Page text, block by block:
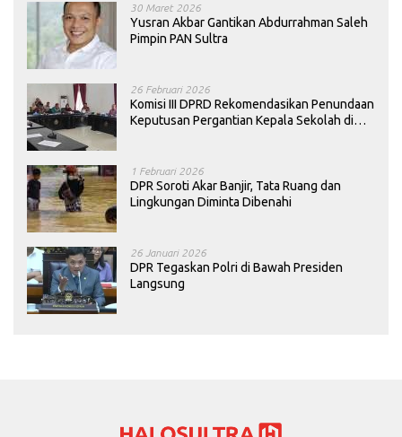
30 Maret 2026
Yusran Akbar Gantikan Abdurrahman Saleh
Pimpin PAN Sultra
26 Februari 2026
Komisi III DPRD Rekomendasikan Penundaan
Keputusan Pergantian Kepala Sekolah di
1 Februari 2026
DPR Soroti Akar Banjir, Tata Ruang dan
Lingkungan Diminta Dibenahi
26 Januari 2026
DPR Tegaskan Polri di Bawah Presiden
Langsung